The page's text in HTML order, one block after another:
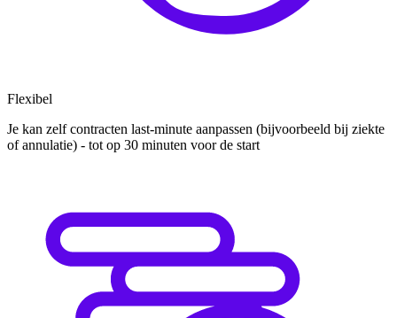
Flexibel
Je kan zelf contracten last-minute aanpassen (bijvoorbeeld bij ziekte
of annulatie) - tot op 30 minuten voor de start